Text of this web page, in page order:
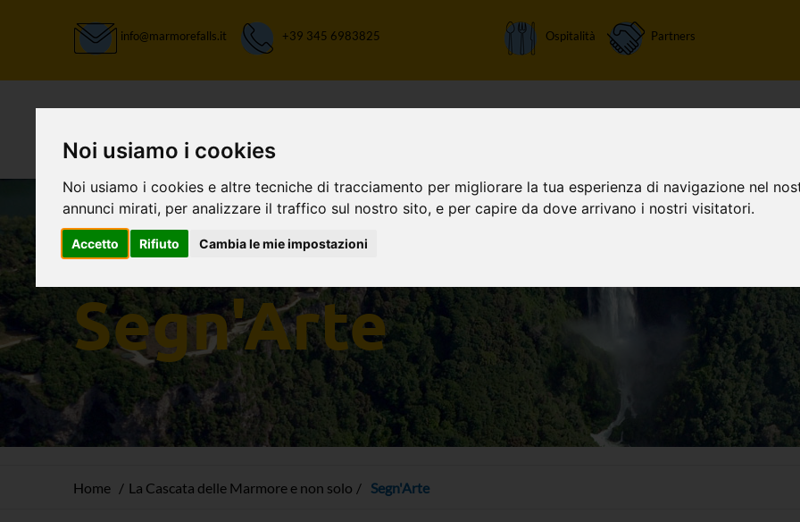
Noi usiamo i cookies
Noi usiamo i cookies e altre tecniche di tracciamento per migliorare la tua esperienza di navigazione nel
annunci mirati, per analizzare il traffico sul nostro sito, e per capire da dove arrivano i nostri visitatori.
Accetto Rifiuto Cambia le mie impostazioni
info@marmorefalls.it +39 345 6983825 Ospitalità Partners
Segn'Arte
Home La Cascata delle Marmore e non solo Segn'Arte